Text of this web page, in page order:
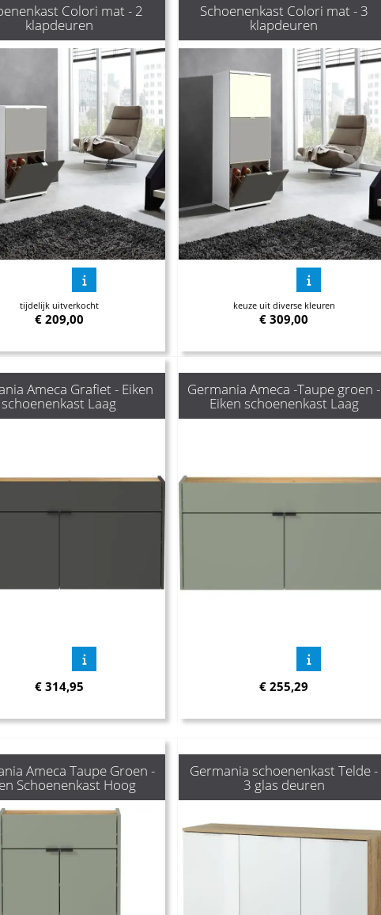
Colori mat - 2
klapdeuren
tijdelijk uitverkocht
€ 209,00
Schoenenkast Colori mat - 3
klapdeuren
keuze uit diverse kleuren
€309,00
Ameca Grafiet - Eiken
schoenenkast Laag
€ 314,95
Germania Ameca -Taupe groen -
Eiken schoenenkast Laag
€255,29
Ameca Taupe Groen -
Schoenenkast Hoog
Germania schoenenkast Telde -
3 glas deuren